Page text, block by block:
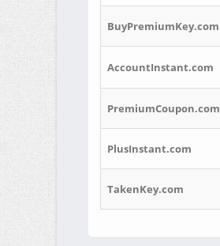
BuyPremiumKey.com
AccountInstant.com
PremiumCoupon.com
PlusInstant.com
TakenKey.com